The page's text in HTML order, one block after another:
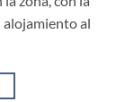
alojamiento al